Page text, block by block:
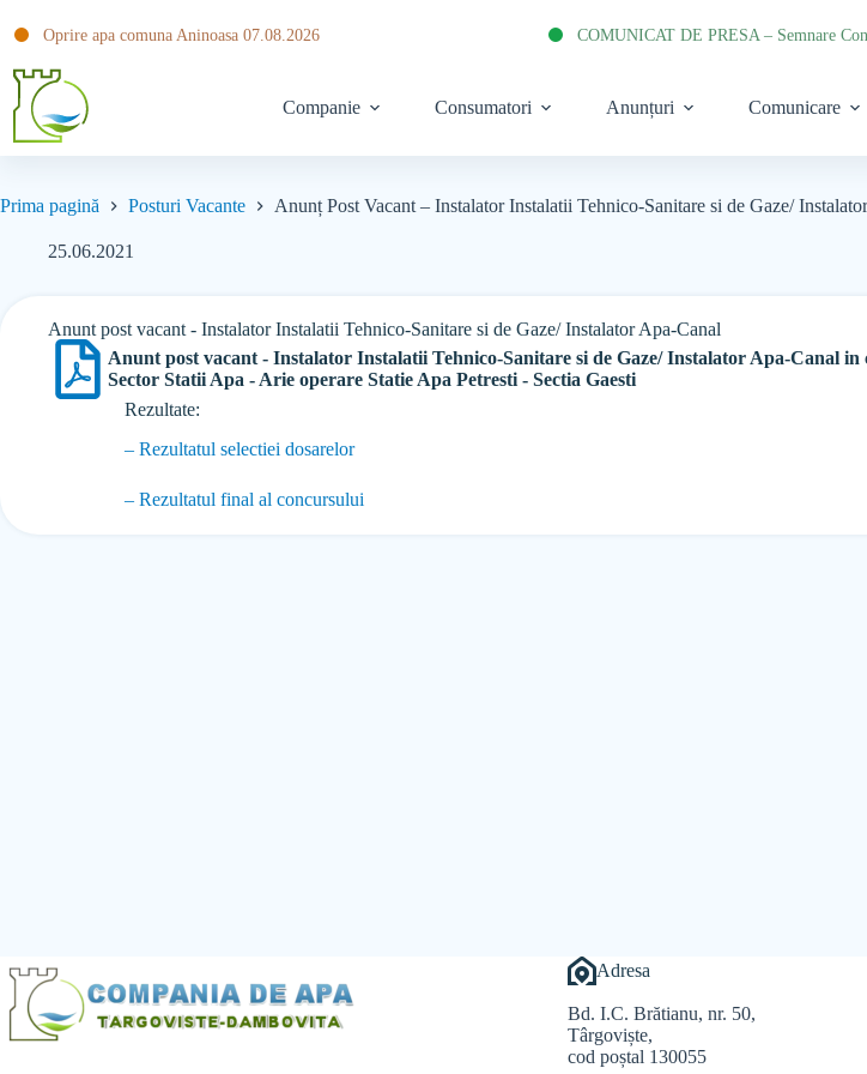
Oprire apa comuna Aninoasa 07.08.2026
Companie Consumatori Anunțuri Comunicare
Prima pagină Posturi Vacante Anunț Post Vacant – Instalator Instalatii Tehnico-Sanitare si de Gaze/
25.06.2021
Anunt post vacant - Instalator Instalatii Tehnico-Sanitare si de Gaze/ Instalator Apa-Canal
Anunt post vacant - Instalator Instalatii Tehnico-Sanitare si de Gaze/ Instalator Apa-Canal in
Sector Statii Apa - Arie operare Statie Apa Petresti - Sectia Gaesti
Rezultate:
– Rezultatul selectiei dosarelor
– Rezultatul final al concursului
Adresa
Bd. I.C. Brătianu, nr. 50,
Târgoviște,
cod poștal 130055